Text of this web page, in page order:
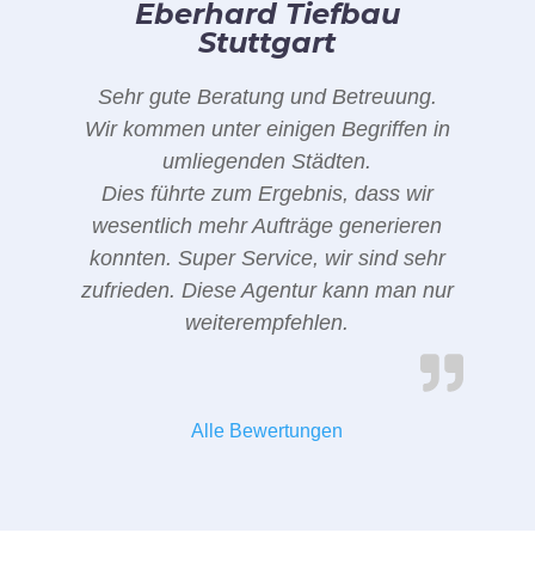
Eberhard Tiefbau
Stuttgart
Sehr gute Beratung und Betreuung.
Wir kommen unter einigen Begriffen in
umliegenden Städten.
Dies führte zum Ergebnis, dass wir
wesentlich mehr Aufträge generieren
konnten. Super Service, wir sind sehr
zufrieden. Diese Agentur kann man nur
weiterempfehlen.
Alle Bewertungen